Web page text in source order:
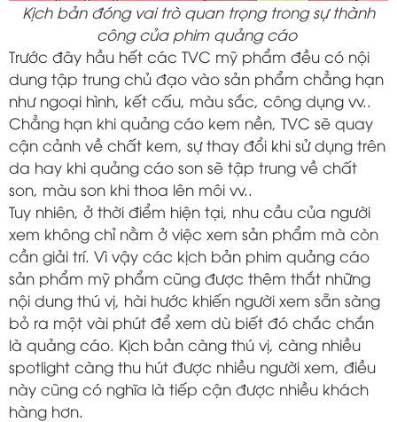
Kịch bản đóng vai trò quan trọng trong sự thành
công của phim quảng cáo
Trước đây hầu hết các TVC mỹ phẩm đều có nội
dung tập trung chủ đạo vào sản phẩm chẳng hạn
như ngoại hình, kết cấu, màu sắc, công dụng vv..
Chẳng hạn khi quảng cáo kem nền, TVC sẽ quay
cận cảnh về chất kem, sự thay đổi khi sử dụng trên
da hay khi quảng cáo son sẽ tập trung về chất
son, màu son khi thoa lên môi vv..
Tuy nhiên, ở thời điểm hiện tại, nhu cầu của người
xem không chỉ nằm ở việc xem sản phẩm mà còn
cần giải trí. Vì vậy các kịch bản phim quảng cáo
sản phẩm mỹ phẩm cũng được thêm thắt những
nội dung thú vị, hài hước khiến người xem sẵn sàng
bỏ ra một vài phút để xem dù biết đó chắc chắn
là quảng cáo. Kịch bản càng thú vị, càng nhiều
spotlight càng thu hút được nhiều người xem, điều
này cũng có nghĩa là tiếp cận được nhiều khách
hàng hơn.